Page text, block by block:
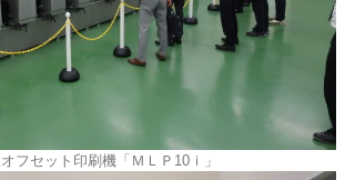
フセット印刷機「ＭＬＰ10ｉ」